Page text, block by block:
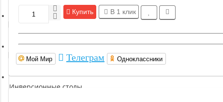
Йога и пилатес
Бокс и единоборства
Инверсионные столы
Купить В 1 клик
Мой Мир Телеграм Одноклассники